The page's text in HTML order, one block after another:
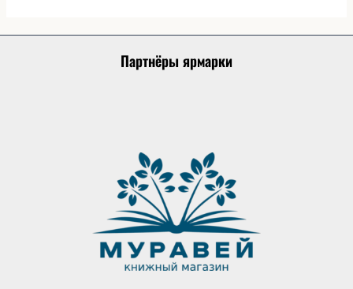
Партнёры ярмарки